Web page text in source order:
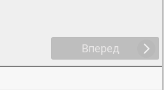
Вперед